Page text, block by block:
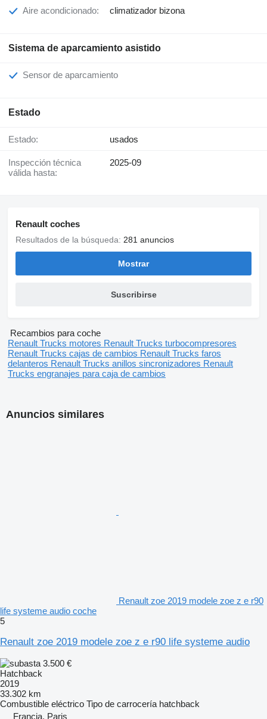
Aire acondicionado: climatizador bizona
Sistema de aparcamiento asistido
Sensor de aparcamiento
Estado
Estado: usados
Inspección técnica
válida hasta:
2025-09
Renault coches
Resultados de la búsqueda: 281 anuncios
Mostrar
Suscribirse
Recambios para coche
Renault Trucks motores Renault Trucks turbocompresores
Renault Trucks cajas de cambios Renault Trucks faros
delanteros Renault Trucks anillos sincronizadores Renault
Trucks engranajes para caja de cambios
Anuncios similares
Renault zoe 2019 modele zoe z e r90
life systeme audio coche
5
Renault zoe 2019 modele zoe z e r90 life systeme audio
3.500 €
Hatchback
2019
33.302 km
Combustible eléctrico Tipo de carrocería hatchback
Francia, Paris